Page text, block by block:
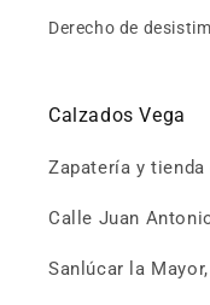
Derecho de
Calzados Vega
Zapatería y
Calle Juan
Sanlúcar la